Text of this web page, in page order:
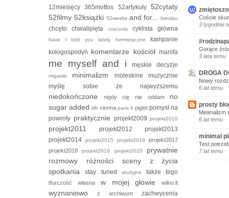
12miesięcy365mottos 52artykuły52cytaty
52filmy 52książki 52weeks and for...breslau
chcętochwalipięta cracoviacyklistagłówna
have i told you lately hermetyczne
kampanie
kołogospodyń komentarze kościółmanifa
me myself and imęskie decyzje
migawki minimalizm moleskinemuzycznie
myślę sobie żenajwyższemu
niedokończone nigdy cię nie oddam no
sugar addedoh vienna paris.fr pigletpomysł na
powroty praktycznie projekt2009projekt2010
projekt2011projekt2012projekt2013
projekt2014projekt2015projekt2016projekt2017
projekt2018projekt2019 projekt2020 prywatnie
rozmowy różności sceny z życia
spotkaniastay tuned studyjnetakże tego
tfurczość własna w mojej głowiewilno.lt
wyznaniowoz archiwumzachwycenia
Coście
3 tygodnie
Gorące
3 lata temu
DROGA
Nowy
6 lat temu
prosty
Minimalizm
6 lat temu
minimal
Test
7 lat temu